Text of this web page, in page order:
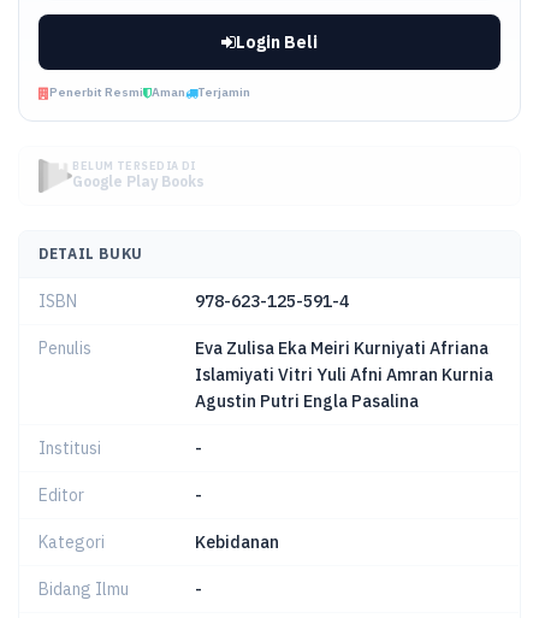
Login Beli
Penerbit Resmi Aman Terjamin
BELUM TERSEDIA DI
Google Play Books
DETAIL BUKU
ISBN 978-623-125-591-4
Penulis
Eva Zulisa Eka Meiri Kurniyati Afriana
Islamiyati Vitri Yuli Afni Amran Kurnia
Agustin Putri Engla Pasalina
Institusi -
Editor -
Kategori Kebidanan
Bidang Ilmu -